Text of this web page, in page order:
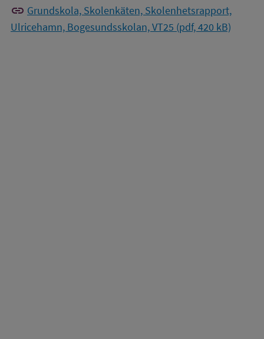
link Grundskola, Skolenkäten, Skolenhetsrapport,
Ulricehamn, Bogesundsskolan, VT25 (pdf, 420 kB)